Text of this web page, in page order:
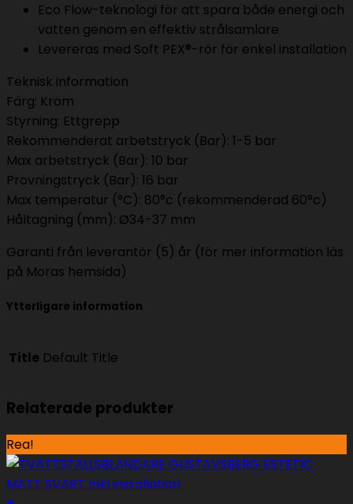
Eco Flow-teknologi för att spara både energi och
vatten genom en effektiv strålsamlare
Levereras med Soft PEX®-rör för enkel installation
Teknisk information
Färg: Krom
Styrning: Ettgrepp
Rekommenderat arbetstryck (Bar): 1-5 bar
Max arbetstryck (Bar): 10 bar
Provningstryck (Bar): 16 bar
Max temperatur (°C): 80°c (rekommenderad 60°c)
Håltagning (mm): Ø34-37 mm
Garanti från leverantör (5) år (för mer information läs
på Moras hemsida)
Ytterligare information
Title Default Title
Relaterade produkter
Rea!